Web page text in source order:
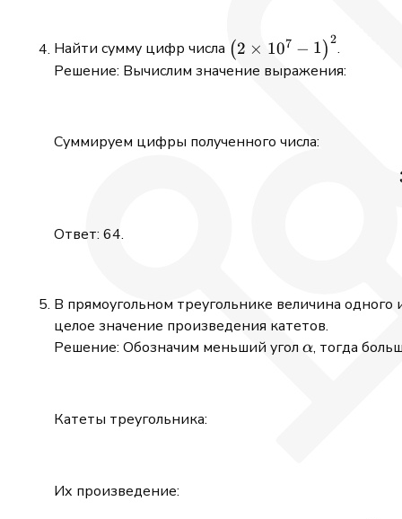
Найти сумму цифр числа \bigl(2
\times
(2 × 107 − 1)2.
Решение: Вычислим значение выражения:
Суммируем цифры полученного числа:
Ответ: 64.
В прямоугольном треугольнике величина
целое значение произведения катетов.
Решение: Обозначим меньший угол\alpha
α, тогда
Катеты треугольника:
Их произведение: